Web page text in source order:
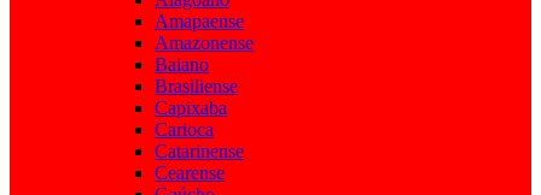
Amapaense
Amazonense
Baiano
Brasiliense
Capixaba
Carioca
Catarinense
Cearense